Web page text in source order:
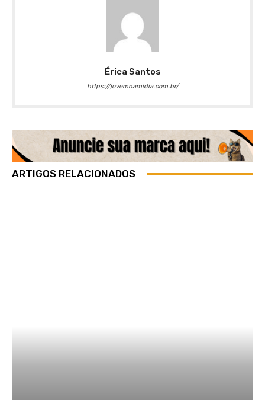
Érica Santos
https://jovemnamidia.com.br/
ARTIGOS RELACIONADOS